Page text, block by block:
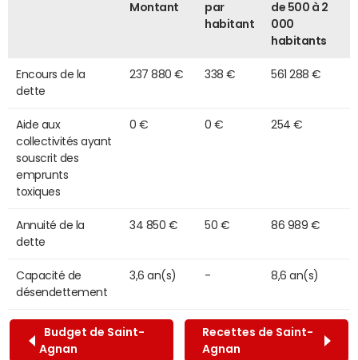
Montant
par
habitant
de 500 à 2
000
habitants
Encours de la
dette
237 880 € 338 € 561 288 €
Aide aux
collectivités ayant
souscrit des
emprunts
toxiques
0 € 0 € 254 €
Annuité de la
dette
34 850 € 50 € 86 989 €
Capacité de
désendettement
3,6 an(s) - 8,6 an(s)
Budget de Saint-
Agnan
Recettes de Saint-
Agnan